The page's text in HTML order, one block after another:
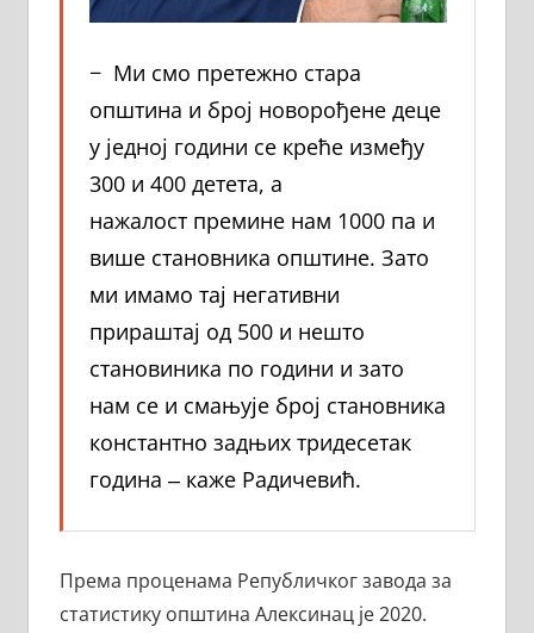
− Ми смо претежно стара
општина и број новорођене деце
у једној години се креће између
300 и 400 детета, а
нажалост премине нам 1000 па и
више становника општине. Зато
ми имамо тај негативни
прираштај од 500 и нешто
становиника по години и зато
нам се и смањује број становника
константно задњих тридесетак
година ‒ каже Радичевић.
Према проценама Републичког завода за
статистику општина Алексинац је 2020.